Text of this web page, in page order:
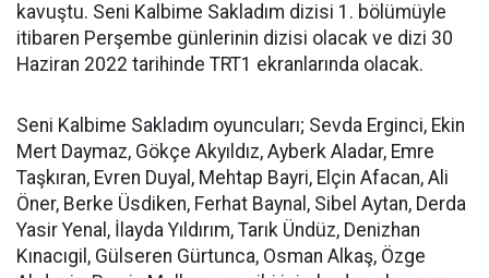
kavuştu. Seni Kalbime Sakladım dizisi 1. bölümüyle
itibaren Perşembe günlerinin dizisi olacak ve dizi 30
Haziran 2022 tarihinde TRT1 ekranlarında olacak.
Seni Kalbime Sakladım oyuncuları; Sevda Erginci, Ekin
Mert Daymaz, Gökçe Akyıldız, Ayberk Aladar, Emre
Taşkıran, Evren Duyal, Mehtap Bayri, Elçin Afacan, Ali
Öner, Berke Üsdiken, Ferhat Baynal, Sibel Aytan, Derda
Yasir Yenal, İlayda Yıldırım, Tarık Ündüz, Denizhan
Kınacıgil, Gülseren Gürtunca, Osman Alkaş, Özge